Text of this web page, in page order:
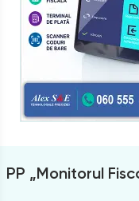
PP „Monitorul